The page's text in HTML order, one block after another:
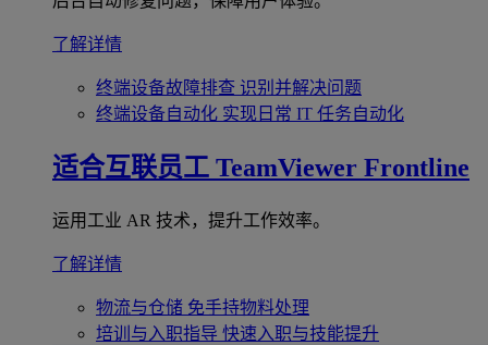
了解详情
终端设备故障排查 识别并解决问题
终端设备自动化 实现日常 IT 任务自动化
适合互联员工 TeamViewer Frontline
运用工业 AR 技术，提升工作效率。
了解详情
物流与仓储 免手持物料处理
培训与入职指导 快速入职与技能提升